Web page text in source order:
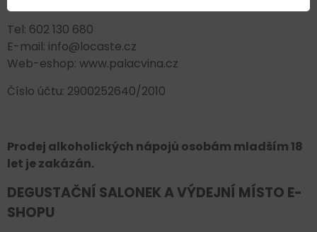
Tel: 602 130 680
E-mail: info@locaste.cz
Web-eshop: www.palacvina.cz
Číslo účtu: 2900252640/2010
Prodej alkoholických nápojů osobám mladším 18
let je zakázán.
DEGUSTAČNÍ SALONEK A VÝDEJNÍ MÍSTO E-
SHOPU